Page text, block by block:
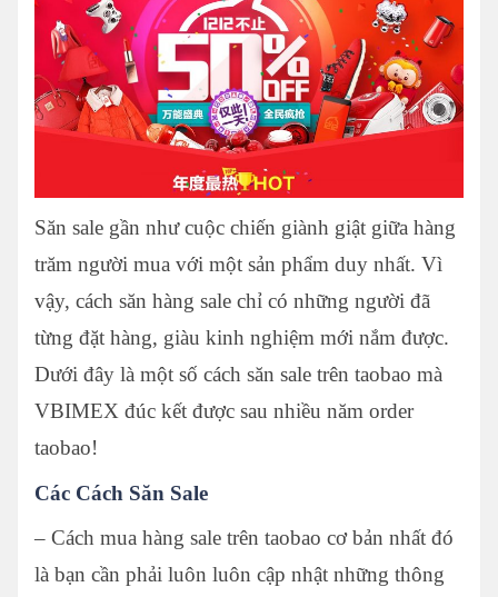
Săn sale gần như cuộc chiến giành giật giữa hàng
trăm người mua với một sản phẩm duy nhất. Vì
vậy, cách săn hàng sale chỉ có những người đã
từng đặt hàng, giàu kinh nghiệm mới nắm được.
Dưới đây là một số cách săn sale trên taobao mà
VBIMEX đúc kết được sau nhiều năm order
taobao!
Các Cách Săn Sale
– Cách mua hàng sale trên taobao cơ bản nhất đó
là bạn cần phải luôn luôn cập nhật những thông